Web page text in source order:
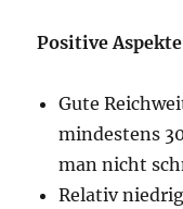
Positive
Gute
mindestens
man nicht
Relativ